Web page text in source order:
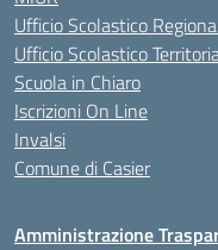
Ufficio Scolastico
Ufficio Scolastico
Scuola in Chiaro
Iscrizioni On Line
Invalsi
Comune di Casier
Amministrazione